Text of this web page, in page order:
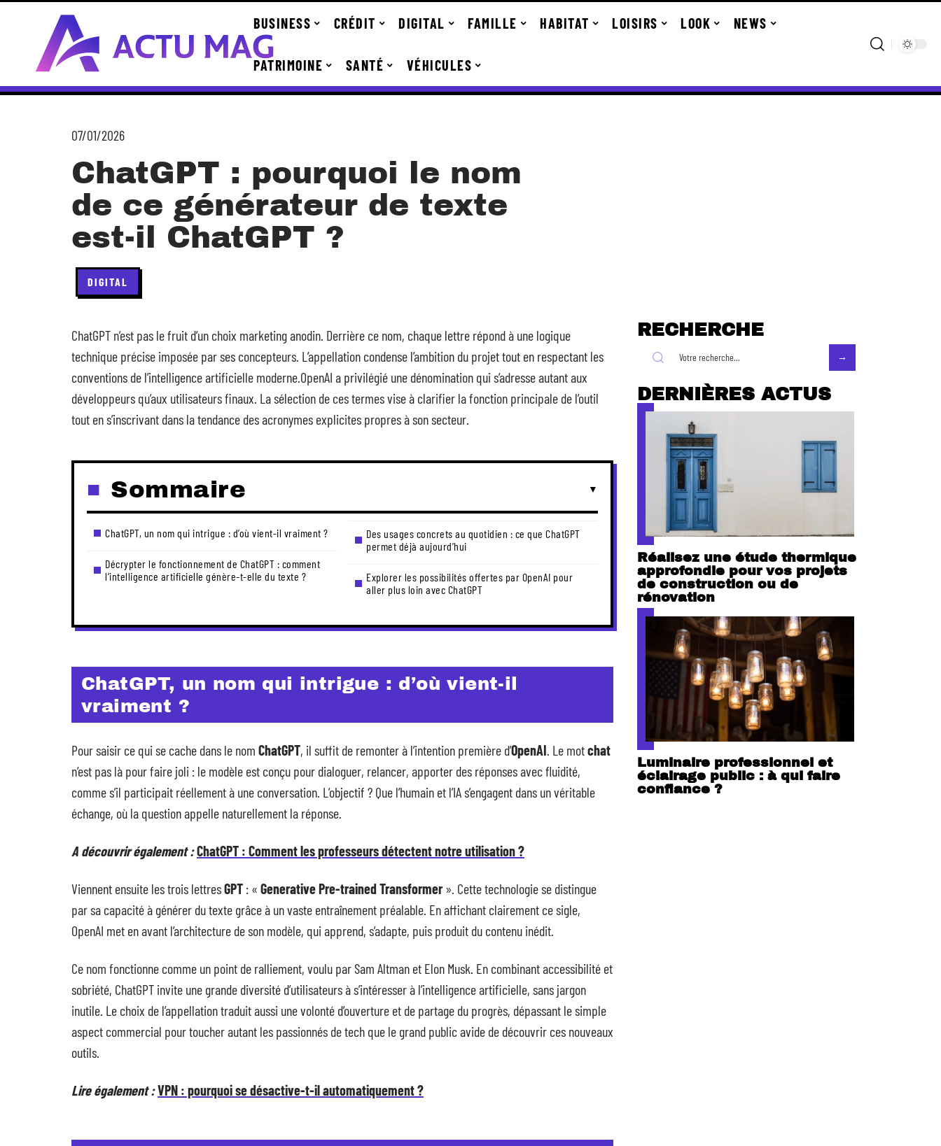
BUSINESS CRÉDIT DIGITAL FAMILLE HABITAT LOISIRS LOOK NEWS
PATRIMOINE SANTÉ VÉHICULES
07/01/2026
ChatGPT : pourquoi le nom
de ce générateur de texte
est-il ChatGPT ?
DIGITAL
ChatGPT n’est pas le fruit d’un choix marketing anodin. Derrière ce nom, chaque lettre répond à une logique
technique précise imposée par ses concepteurs. L’appellation condense l’ambition du projet tout en respectant les
conventions de l’intelligence artificielle moderne.OpenAI a privilégié une dénomination qui s’adresse autant aux
développeurs qu’aux utilisateurs finaux. La sélection de ces termes vise à clarifier la fonction principale de l’outil
tout en s’inscrivant dans la tendance des acronymes explicites propres à son secteur.
Sommaire
ChatGPT, un nom qui intrigue : d’où vient-il vraiment ?
Décrypter le fonctionnement de ChatGPT : comment
l’intelligence artificielle génère-t-elle du texte ?
Des usages concrets au quotidien : ce que ChatGPT
permet déjà aujourd’hui
Explorer les possibilités offertes par OpenAI pour
aller plus loin avec ChatGPT
ChatGPT, un nom qui intrigue : d’où vient-il
vraiment ?
Pour saisir ce qui se cache dans le nom ChatGPT, il suffit de remonter à l’intention première d’OpenAI. Le motchat
n’est pas là pour faire joli : le modèle est conçu pour dialoguer, relancer, apporter des réponses avec fluidité,
comme s’il participait réellement à une conversation. L’objectif ? Que l’humain et l’IA s’engagent dans un véritable
échange, où la question appelle naturellement la réponse.
A découvrir également :ChatGPT : Comment les professeurs détectent notre utilisation ?
Viennent ensuite les trois lettresGPT : « Generative Pre-trained Transformer». Cette technologie se distingue
par sa capacité à générer du texte grâce à un vaste entraînement préalable. En affichant clairement ce sigle,
OpenAI met en avant l’architecture de son modèle, qui apprend, s’adapte, puis produit du contenu inédit.
Ce nom fonctionne comme un point de ralliement, voulu par Sam Altman et Elon Musk. En combinant accessibilité et
sobriété, ChatGPT invite une grande diversité d’utilisateurs à s’intéresser à l’intelligence artificielle, sans jargon
inutile. Le choix de l’appellation traduit aussi une volonté d’ouverture et de partage du progrès, dépassant le simple
aspect commercial pour toucher autant les passionnés de tech que le grand public avide de découvrir ces nouveaux
outils.
Lire également :VPN : pourquoi se désactive-t-il automatiquement ?
RECHERCHE
DERNIÈRES ACTUS
Réalisez une étude thermique
approfondie pour vos projets
de construction ou de
rénovation
Luminaire professionnel et
éclairage public : à qui faire
confiance ?